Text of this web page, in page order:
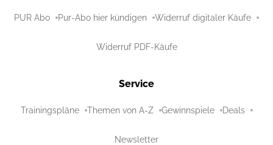
PUR Abo Pur-Abo hier kündigen Widerruf digitaler Käufe
Widerruf PDF-Käufe
Service
Trainingspläne Themen von A-Z Gewinnspiele Deals
Newsletter